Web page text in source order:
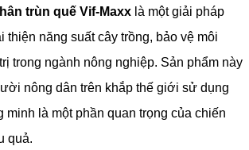
trùn quế Vif-Maxx là một giải pháp
thiện năng suất cây trồng, bảo vệ môi
trong ngành nông nghiệp. Sản phẩm này
nông dân trên khắp thế giới sử dụng
là một phần quan trọng của chiến
quả.